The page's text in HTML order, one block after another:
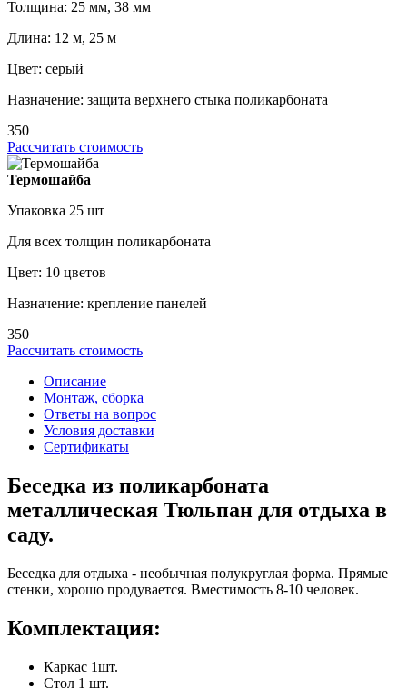
Толщина: 25 мм, 38 мм
Длина: 12 м, 25 м
Цвет: серый
Назначение: защита верхнего стыка поликарбоната
350
Рассчитать стоимость
Термошайба
Упаковка 25 шт
Для всех толщин поликарбоната
Цвет: 10 цветов
Назначение: крепление панелей
350
Рассчитать стоимость
Описание
Монтаж, сборка
Ответы на вопрос
Условия доставки
Сертификаты
Беседка из поликарбоната
металлическая Тюльпан для отдыха в
саду.
Беседка для отдыха - необычная полукруглая форма. Прямые
стенки, хорошо продувается. Вместимость 8-10 человек.
Комплектация:
Каркас 1шт.
Стол 1 шт.